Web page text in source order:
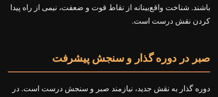
باشند. شناخت واقع‌بینانه از نقاط قوت و ضعفت، نیمی از راه پیدا
کردن نقش درست است.
صبر در دوره گذار و سنجش پیشرفت
دوره گذار به نقش جدید، نیازمند صبر و سنجش درست است. در